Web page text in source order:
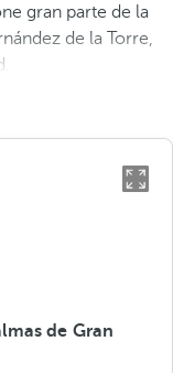
gran parte de la
de la Torre,
de Gran